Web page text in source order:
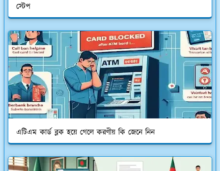
স্টেপ
এটিএম কার্ড ব্লক হয়ে গেলে করণীয় কি জেনে নিন